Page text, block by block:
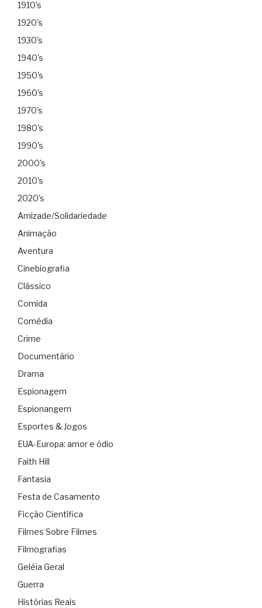
1910's
1920's
1930's
1940's
1950's
1960's
1970's
1980's
1990's
2000's
2010's
2020's
Amizade/Solidariedade
Animação
Aventura
Cinebiografia
Clássico
Comida
Comédia
Crime
Documentário
Drama
Espionagem
Espionangem
Esportes & Jogos
EUA-Europa: amor e ódio
Faith Hill
Fantasia
Festa de Casamento
Ficção Científica
Filmes Sobre Filmes
Filmografias
Geléia Geral
Guerra
Histórias Reais